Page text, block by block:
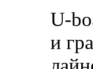
U-
и